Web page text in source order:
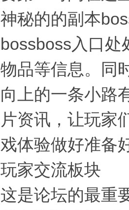
神秘的的副本
bossboss入口处
物品等信息。同
向上的一条小路
片资讯，让玩家
戏体验做好准备
玩家交流板块
这是论坛的最重